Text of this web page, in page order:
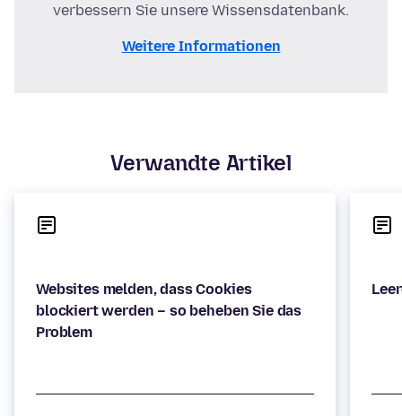
verbessern Sie unsere Wissensdatenbank.
Weitere Informationen
Verwandte Artikel
Websites melden, dass Cookies
blockiert werden – so beheben Sie das
Problem